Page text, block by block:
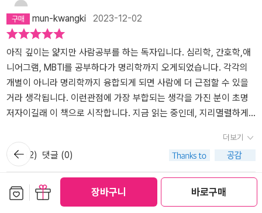
장바구니 바로구매
^*응원합니다!! 언젠가 만나 싸인도 받고, 사주대화도 하고 싶습니다..
ㅎㅎㅎ 그날을 위하여!!책도 대박^-^
mun-kwangki 2023-12-02
아직 깊이는 얉지만 사람공부를 하는 독자입니다. 심리학, 간호학,애
니어그램, MBTI를 공부하다가 명리학까지 오게되었습니다. 각각의
개별이 아니라 명리학까지 융합되게 되면 사람에 더 근접할 수 있을
거라 생각됩니다. 이런관점에 가장 부합되는 생각을 가진 분이 초명
저자이길래 이 책으로 시작합니다. 지금 읽는 중인데, 지리멸렬하게
분좋게 읽혀지는군요.기회가 되면 강의도 들어보고 싶네요.
더보기
공감 ( 2) 댓글 (0)
뒤로가
기